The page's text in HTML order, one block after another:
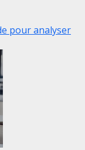
pour analyser